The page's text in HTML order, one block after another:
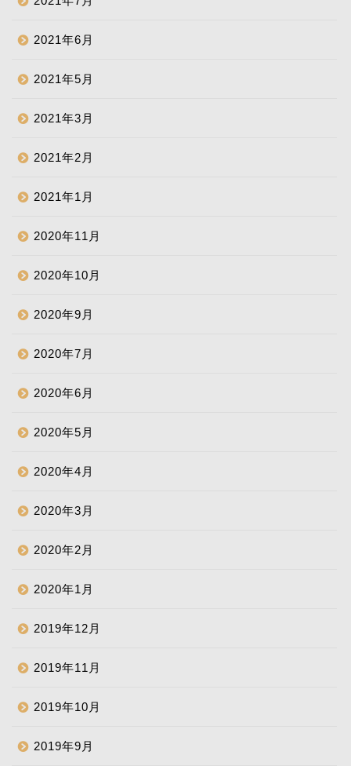
2021年6月
2021年5月
2021年3月
2021年2月
2021年1月
2020年11月
2020年10月
2020年9月
2020年7月
2020年6月
2020年5月
2020年4月
2020年3月
2020年2月
2020年1月
2019年12月
2019年11月
2019年10月
2019年9月